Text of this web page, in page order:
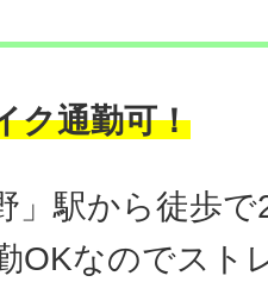
ク通勤可！
」駅から徒歩
OKなのでスト